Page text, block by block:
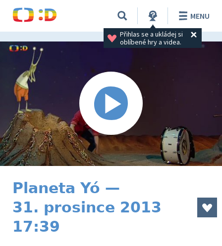
Přihlas se a ukládej si
oblíbené hry a videa.
MENU
Planeta Yó —
31. prosince 2013
17:39